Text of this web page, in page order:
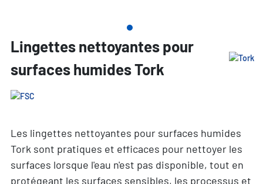
Lingettes nettoyantes pour
surfaces humides Tork
Les lingettes nettoyantes pour surfaces humides
Tork sont pratiques et efficaces pour nettoyer les
surfaces lorsque l'eau n'est pas disponible, tout en
protégeant les surfaces sensibles, les processus et